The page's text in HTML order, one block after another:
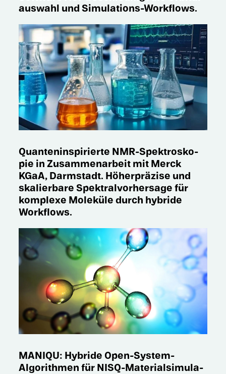
aus­wahl und Simulations-Workflows.
Quanten­in­spi­rierte NMR-Spektro­sko­
pie in Zusam­men­ar­beit mit Merck
KGaA, Darmstadt. Höher­prä­zise und
skalier­bare Spektral­vor­her­sage für
komplexe Moleküle durch hybride
Workflows.
MANIQU: Hybride Open-System-
Algorith­men für NISQ-Materi­al­si­mu­la­